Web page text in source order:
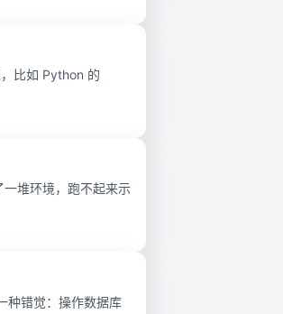
比如 Python 的
堆环境，跑不起来示
种错觉：操作数据库